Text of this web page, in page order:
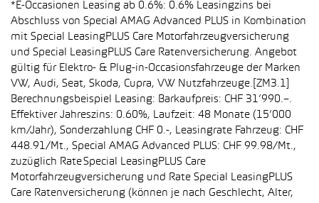
*E-Occasionen Leasing ab 0.6%: 0.6% Leasingzins bei
Abschluss von Special AMAG Advanced PLUS in Kombination
mit Special LeasingPLUS Care Motorfahrzeugversicherung
und Special LeasingPLUS Care Ratenversicherung. Angebot
gültig für Elektro- & Plug-in-Occasionsfahrzeuge der Marken
VW, Audi, Seat, Skoda, Cupra, VW Nutzfahrzeuge.[ZM3.1]
Berechnungsbeispiel Leasing: Barkaufpreis: CHF 31’990.–.
Effektiver Jahreszins: 0.60%, Laufzeit: 48 Monate (15’000
km/Jahr), Sonderzahlung CHF 0.-, Leasingrate Fahrzeug: CHF
448.91/Mt., Special AMAG Advanced PLUS: CHF 99.98/Mt.,
zuzüglich Rate Special LeasingPLUS Care
Motorfahrzeugversicherung und Rate Special LeasingPLUS
Care Ratenversicherung (können je nach Geschlecht, Alter,